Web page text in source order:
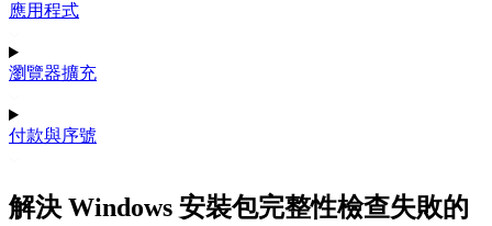
應用程式
瀏覽器擴充
付款與序號
解決 Windows 安裝包完整性檢查失敗的